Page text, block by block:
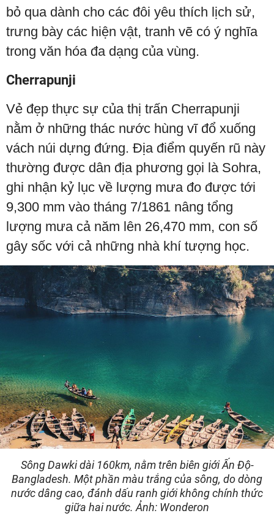
bỏ qua dành cho các đôi yêu thích lịch sử,
trưng bày các hiện vật, tranh vẽ có ý nghĩa
trong văn hóa đa dạng của vùng.
Cherrapunji
Vẻ đẹp thực sự của thị trấn Cherrapunji
nằm ở những thác nước hùng vĩ đổ xuống
vách núi dựng đứng. Địa điểm quyến rũ này
thường được dân địa phương gọi là Sohra,
ghi nhận kỷ lục về lượng mưa đo được tới
9,300 mm vào tháng 7/1861 nâng tổng
lượng mưa cả năm lên 26,470 mm, con số
gây sốc với cả những nhà khí tượng học.
Sông Dawki dài 160km, nằm trên biên giới Ấn Độ-
Bangladesh. Một phần màu trắng của sông, do dòng
nước dâng cao, đánh dấu ranh giới không chính thức
giữa hai nước. Ảnh: Wonderon